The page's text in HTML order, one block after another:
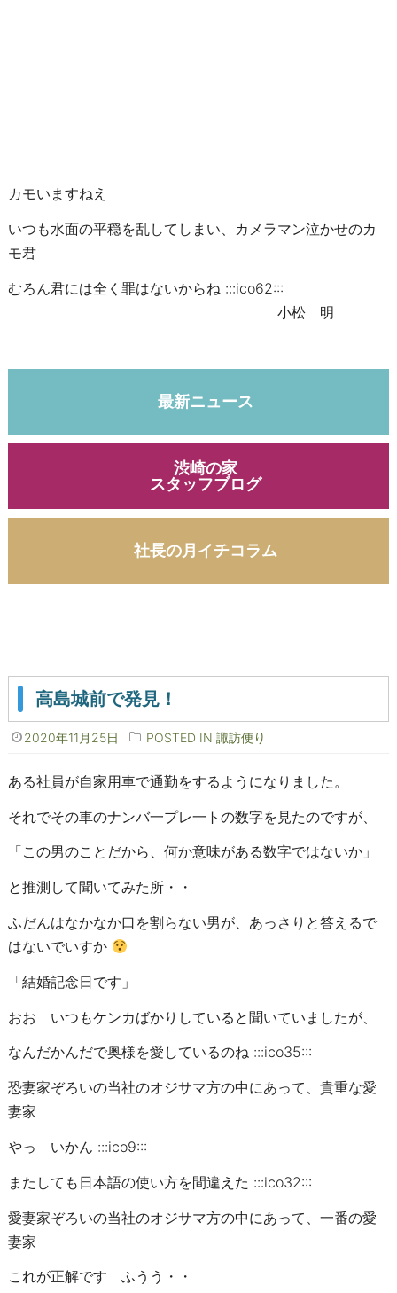
カモいますねえ
いつも水面の平穏を乱してしまい、カメラマン泣かせのカ
モ君
むろん君には全く罪はないからね :::ico62:::
小松 明
最新ニュース
渋崎の家
スタッフブログ
社長の月イチコラム
高島城前で発見！
2020年11月25日 POSTED IN 諏訪便り
ある社員が自家用車で通勤をするようになりました。
それでその車のナンバ一プレ一トの数字を見たのですが、
「この男のことだから、何か意味がある数字ではないか」
と推測して聞いてみた所・・
ふだんはなかなか口を割らない男が、あっさりと答えるで
はないでいすか
「結婚記念日です」
おお いつもケンカばかりしていると聞いていましたが、
なんだかんだで奥様を愛しているのね :::ico35:::
恐妻家ぞろいの当社のオジサマ方の中にあって、貴重な愛
妻家
やっ いかん :::ico9:::
またしても日本語の使い方を間違えた :::ico32:::
愛妻家ぞろいの当社のオジサマ方の中にあって、一番の愛
妻家
これが正解です ふうう・・